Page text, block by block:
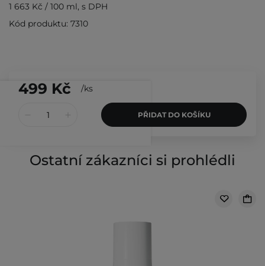
499 Kč /ks
PŘIDAT DO KOŠÍKU
1 663 Kč / 100 ml, s DPH
Kód produktu: 7310
Ostatní zákazníci si prohlédli